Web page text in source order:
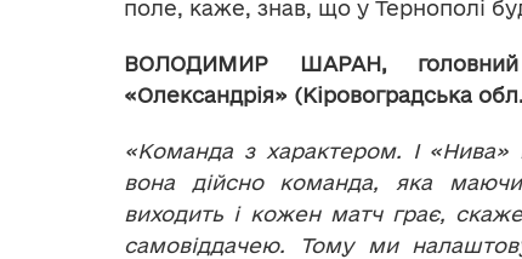
поле, каже, знав, що у Тернополі
ВОЛОДИМИР ШАРАН,
«Олександрія» (Кіровоградська
«Команда з характером. І
вона дійсно команда, яка
виходить і кожен матч грає,
самовіддачею. Тому ми